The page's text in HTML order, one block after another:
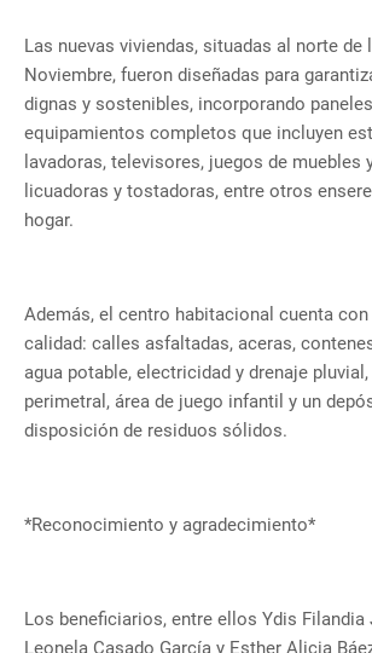
Las nuevas viviendas, situadas al norte de
Noviembre, fueron diseñadas para
dignas y sostenibles, incorporando
equipamientos completos que incluyen
lavadoras, televisores, juegos de muebles
licuadoras y tostadoras, entre otros
hogar.
Además, el centro habitacional cuenta
calidad: calles asfaltadas, aceras,
agua potable, electricidad y drenaje
perimetral, área de juego infantil y un
disposición de residuos sólidos.
*Reconocimiento y agradecimiento*
Los beneficiarios, entre ellos Ydis Filandia